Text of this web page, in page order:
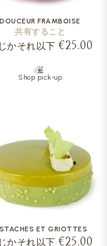
DOUCEUR FRAMBOISE
共有すること
かそれ以下 €25.00
Shop pick-up
ET GRIOTTES
かそれ以下 €25.00